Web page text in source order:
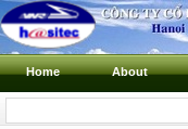
Home About